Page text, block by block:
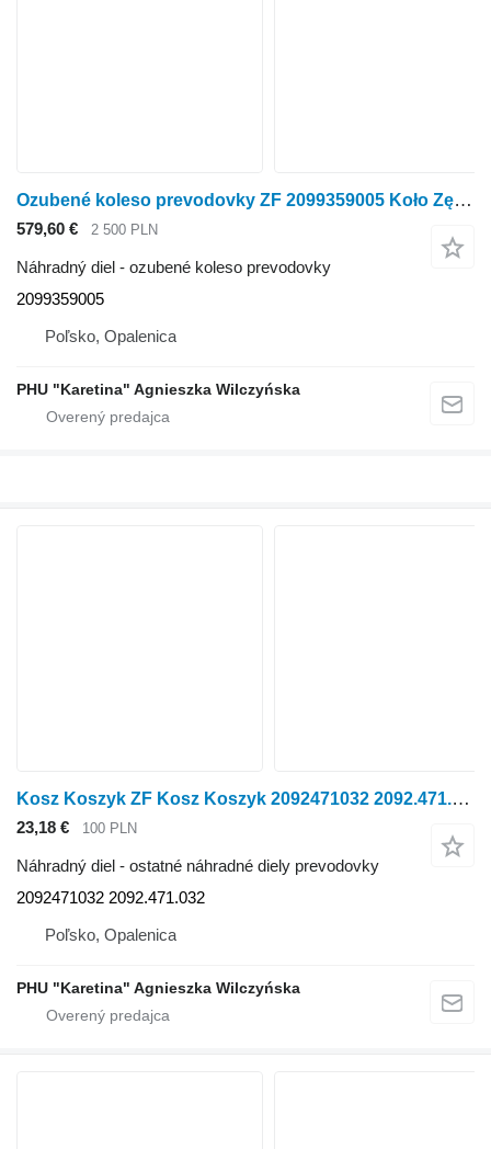
Ozubené koleso prevodovky ZF 2099359005 Koło Zębate
579,60 € 2 500 PLN
Náhradný diel - ozubené koleso prevodovky
2099359005
Poľsko, Opalenica
PHU "Karetina" Agnieszka Wilczyńska
Kosz Koszyk ZF Kosz Koszyk 2092471032 2092.471.032
23,18 € 100 PLN
Náhradný diel - ostatné náhradné diely prevodovky
2092471032 2092.471.032
Poľsko, Opalenica
PHU "Karetina" Agnieszka Wilczyńska